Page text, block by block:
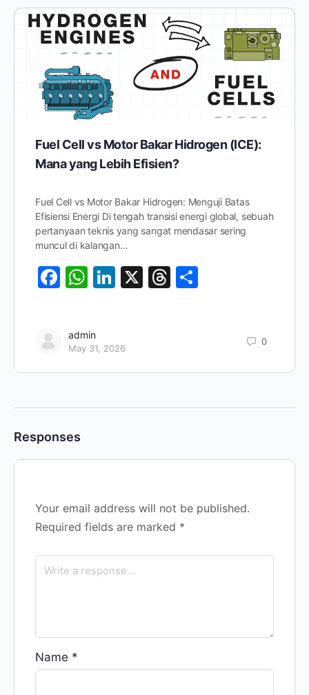
Fuel Cell vs Motor Bakar Hidrogen (ICE):
Mana yang Lebih Efisien?
Fuel Cell vs Motor Bakar Hidrogen: Menguji Batas
Efisiensi Energi Di tengah transisi energi global, sebuah
pertanyaan teknis yang sangat mendasar sering
muncul di kalangan…
Facebook
WhatsApp
LinkedIn
X Threads
admin
May 31, 2026
0
Responses
Your email address will not be published.
Required fields are marked *
Name *